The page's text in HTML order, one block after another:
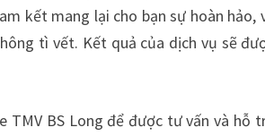
kết mang lại cho bạn sự hoàn hảo,
tì vết. Kết quả của dịch vụ sẽ
TMV BS Long để được tư vấn và hỗ